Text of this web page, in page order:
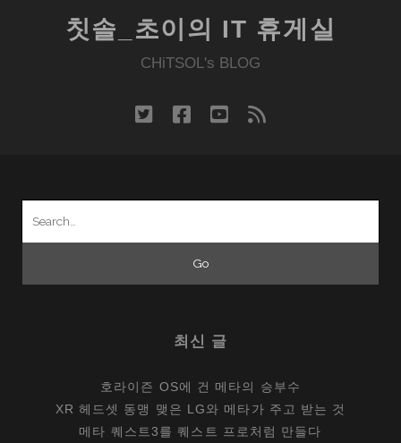
그
리
글
칫솔_초이의 IT 휴게실
CHiTSOL's BLOG
twitterfacebook
youtube
rss
최신 글
호라이즌 OS에 건 메타의 승부수
XR 헤드셋 동맹 맺은 LG와 메타가 주고 받는 것
메타 퀘스트3를 퀘스트 프로처럼 만들다